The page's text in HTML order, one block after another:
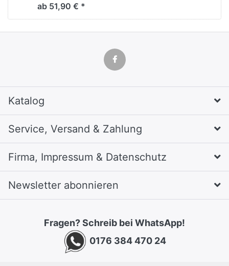
ab 51,90 € *
Katalog
Service, Versand & Zahlung
Firma, Impressum & Datenschutz
Newsletter abonnieren
Fragen? Schreib bei WhatsApp!
0176 384 470 24